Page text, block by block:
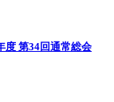
度 第34回通常総会